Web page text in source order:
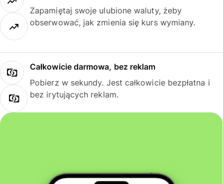
Zapamiętaj swoje ulubione waluty, żeby
obserwować, jak zmienia się kurs wymiany.
Całkowicie darmowa, bez reklam
Pobierz w sekundy. Jest całkowicie bezpłatna i
bez irytujących reklam.